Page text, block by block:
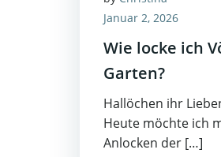
Januar 2, 2026
Wie locke ich
Garten?
Hallöchen ihr
Heute möchte ich
Anlocken der […]